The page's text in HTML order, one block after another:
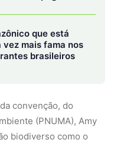
oceanos e
ano, mas eles estão
destacou.